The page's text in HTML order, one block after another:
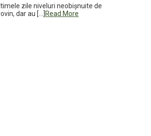
zile niveluri neobişnuite de
dar au […]
Read More